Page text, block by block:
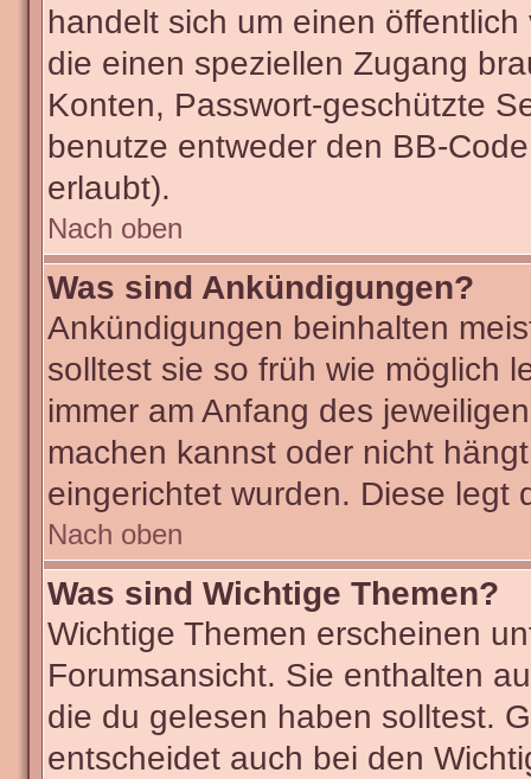
handelt sich um einen
die einen speziellen Zugang
Konten, Passwort-geschützte
benutze entweder den BB-
erlaubt).
Nach oben
Was sind Ankündigungen?
Ankündigungen beinhalten
solltest sie so früh wie möglich
immer am Anfang des
machen kannst oder nicht
eingerichtet wurden. Diese legt
Nach oben
Was sind Wichtige Themen?
Wichtige Themen erscheinen
Forumsansicht. Sie enthalten
die du gelesen haben solltest.
entscheidet auch bei den